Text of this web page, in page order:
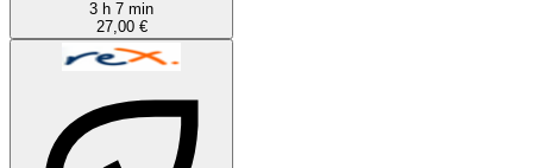
3 h 7 min
27,00 €